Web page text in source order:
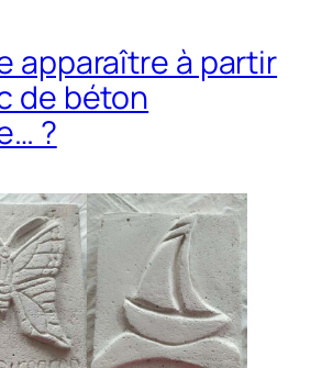
apparaître à partir
de béton
?